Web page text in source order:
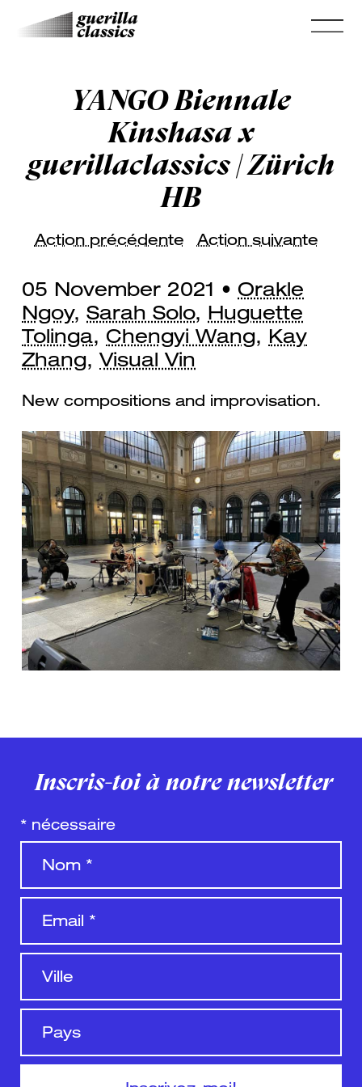
YANGO Biennale
Kinshasa x
guerillaclassics | Zürich
HB
Action précédente Action suivante
Previous Next
05 November 2021 • Orakle
Ngoy, Sarah Solo, Huguette
Tolinga, Chengyi Wang, Kay
Zhang, Visual Vin
New compositions and improvisation.
Inscris-toi à notre newsletter
* nécessaire